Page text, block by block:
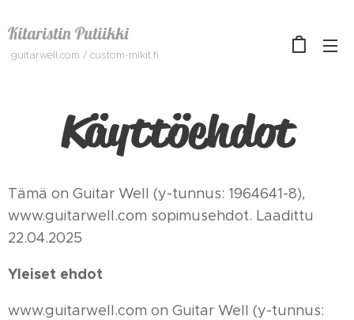
Kitaristin Putiikki
guitarwell.com / custom-mikit.fi
Käyttöehdot
Tämä on Guitar Well (y-tunnus: 1964641-8),
www.guitarwell.com sopimusehdot. Laadittu
22.04.2025
Yleiset ehdot
www.guitarwell.com on Guitar Well (y-tunnus: